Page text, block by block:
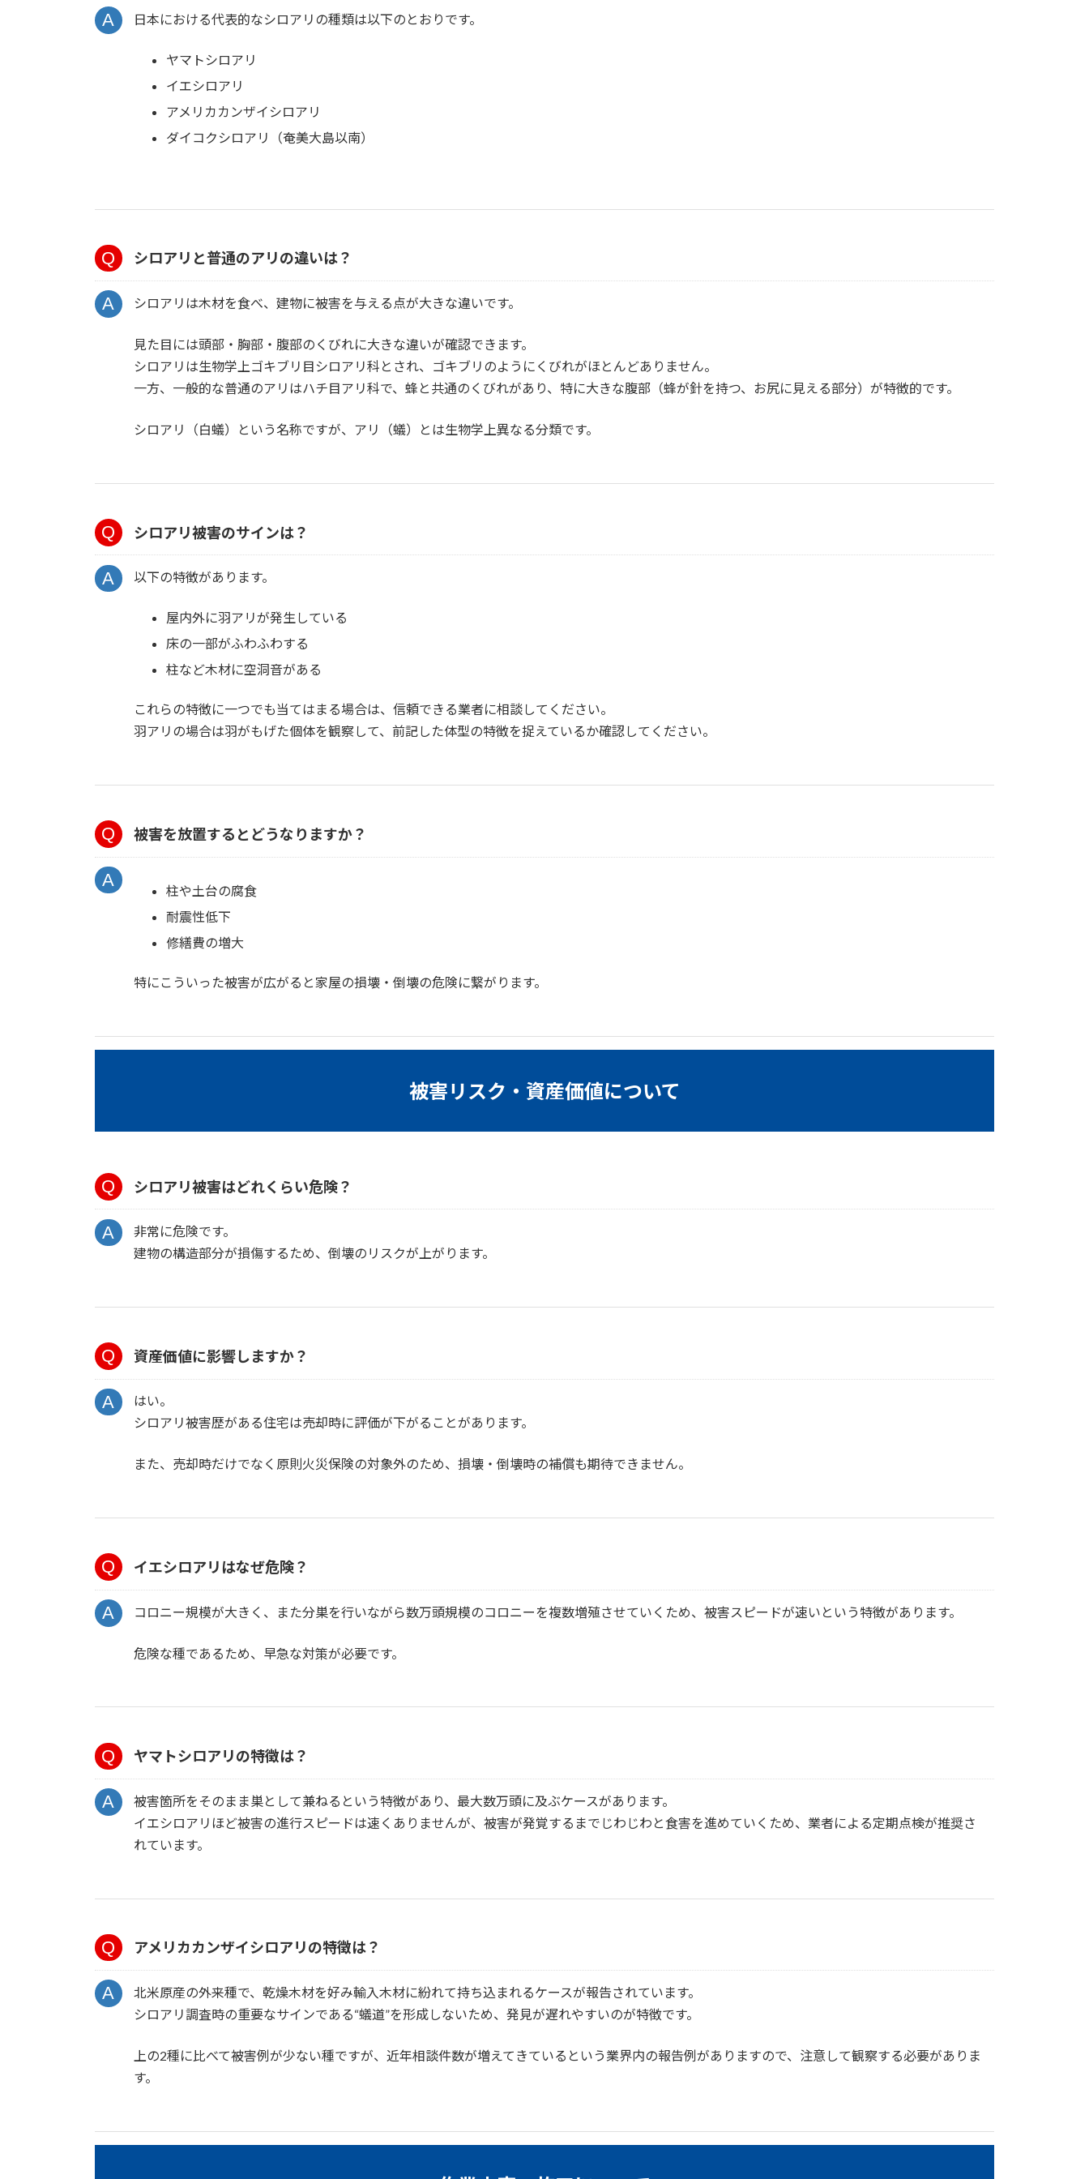
日本における代表的なシロアリの種類は以下のとおりです。
ヤマトシロアリ
イエシロアリ
アメリカカンザイシロアリ
ダイコクシロアリ（奄美大島以南）
シロアリと普通のアリの違いは？
シロアリは木材を食べ、建物に被害を与える点が大きな違いです。
見た目には頭部・胸部・腹部のくびれに大きな違いが確認できます。
シロアリは生物学上ゴキブリ目シロアリ科とされ、ゴキブリのようにくびれがほとんどありません。
一方、一般的な普通のアリはハチ目アリ科で、蜂と共通のくびれがあり、特に大きな腹部（蜂が針を持つ、お尻に見える部分）が特徴的です。
シロアリ（白蟻）という名称ですが、アリ（蟻）とは生物学上異なる分類です。
シロアリ被害のサインは？
以下の特徴があります。
屋内外に羽アリが発生している
床の一部がふわふわする
柱など木材に空洞音がある
これらの特徴に一つでも当てはまる場合は、信頼できる業者に相談してください。
羽アリの場合は羽がもげた個体を観察して、前記した体型の特徴を捉えているか確認してください。
被害を放置するとどうなりますか？
柱や土台の腐食
耐震性低下
修繕費の増大
特にこういった被害が広がると家屋の損壊・倒壊の危険に繋がります。
被害リスク・資産価値について
シロアリ被害はどれくらい危険？
非常に危険です。
建物の構造部分が損傷するため、倒壊のリスクが上がります。
資産価値に影響しますか？
はい。
シロアリ被害歴がある住宅は売却時に評価が下がることがあります。
また、売却時だけでなく原則火災保険の対象外のため、損壊・倒壊時の補償も期待できません。
イエシロアリはなぜ危険？
コロニー規模が大きく、また分巣を行いながら数万頭規模のコロニーを複数増殖させていくため、被害スピードが速いという特徴があります。
危険な種であるため、早急な対策が必要です。
ヤマトシロアリの特徴は？
被害箇所をそのまま巣として兼ねるという特徴があり、最大数万頭に及ぶケースがあります。
イエシロアリほど被害の進行スピードは速くありませんが、被害が発覚するまでじわじわと食害を進めていくため、業者による定期点検が推奨さ
れています。
アメリカカンザイシロアリの特徴は？
北米原産の外来種で、乾燥木材を好み輸入木材に紛れて持ち込まれるケースが報告されています。
シロアリ調査時の重要なサインである“蟻道”を形成しないため、発見が遅れやすいのが特徴です。
上の2種に比べて被害例が少ない種ですが、近年相談件数が増えてきているという業界内の報告例がありますので、注意して観察する必要がありま
す。